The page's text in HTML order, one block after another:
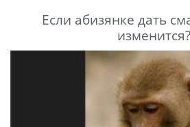
Если абизянке дать
изменится?